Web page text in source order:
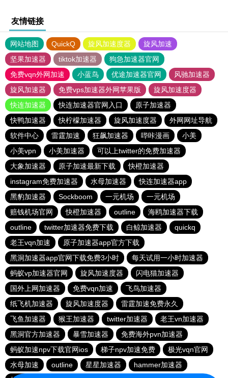
友情链接
网站地图 QuickQ 旋风加速度器
旋风加速
坚果加速器
tiktok加速器
狗急加速器官网
免费vqn外网加速
小蓝鸟 优途加速器官网
风驰加速器
旋风加速器
免费vps加速器外网苹果版
旋风加速度器
快连加速器
快连加速器官网入口
原子加速器
快鸭加速器
快柠檬加速器 旋风加速度器
外网网址导航
软件中心
雷霆加速 狂飙加速器 哔咔漫画
小美
小美vpn
小美加速器
可以上twitter的免费加速器
大象加速器
原子加速最新下载
快橙加速器
instagram免费加速器
水母加速器
快连加速器app
黑豹加速器
Sockboom 一元机场
一元机场
赔钱机场官网
快橙加速器 outline
海鸥加速器下载
outline
twitter加速器免费下载 白鲸加速器
quickq
老王vqn加速
原子加速器app官方下载
黑洞加速器app官网下载免费3小时
每天试用一小时加速器
蚂蚁vp加速器官网
旋风加速度器
闪电猫加速器
国外上网加速器
免费vqn加速
飞鸟加速器
纸飞机加速器
旋风加速度器
雷霆加速免费永久
飞鱼加速器
猴王加速器 twitter加速器
老王vn加速器
黑洞官方加速器
暴雪加速器
免费海外pvn加速器
蚂蚁加速npv下载官网ios
梯子npv加速免费
极光vqn官网
水母加速
outline 星星加速器
hammer加速器